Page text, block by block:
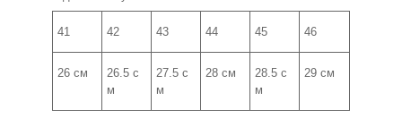
41 42 43 44 45 46
26 см
26.5 с
м
27.5 с
м
28 см
28.5 с
м
29 см